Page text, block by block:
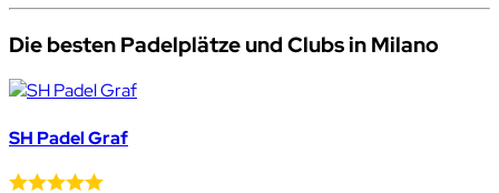
Die besten Padelplätze und Clubs in Milano
SH Padel Graf